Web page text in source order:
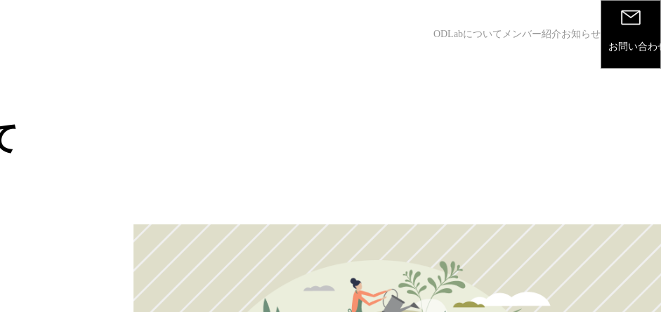
ODLabについて メンバー紹介お知らせ
お問い合わ